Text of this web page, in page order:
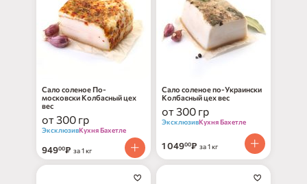
Сало соленое По-
московски Колбасный цех
вес
от 300 гр
ЭксклюзивКухня Бахетле
94900₽ за 1 кг
Сало соленое по-Украински
Колбасный цех вес
от 300 гр
ЭксклюзивКухня Бахетле
1 04900₽ за 1 кг